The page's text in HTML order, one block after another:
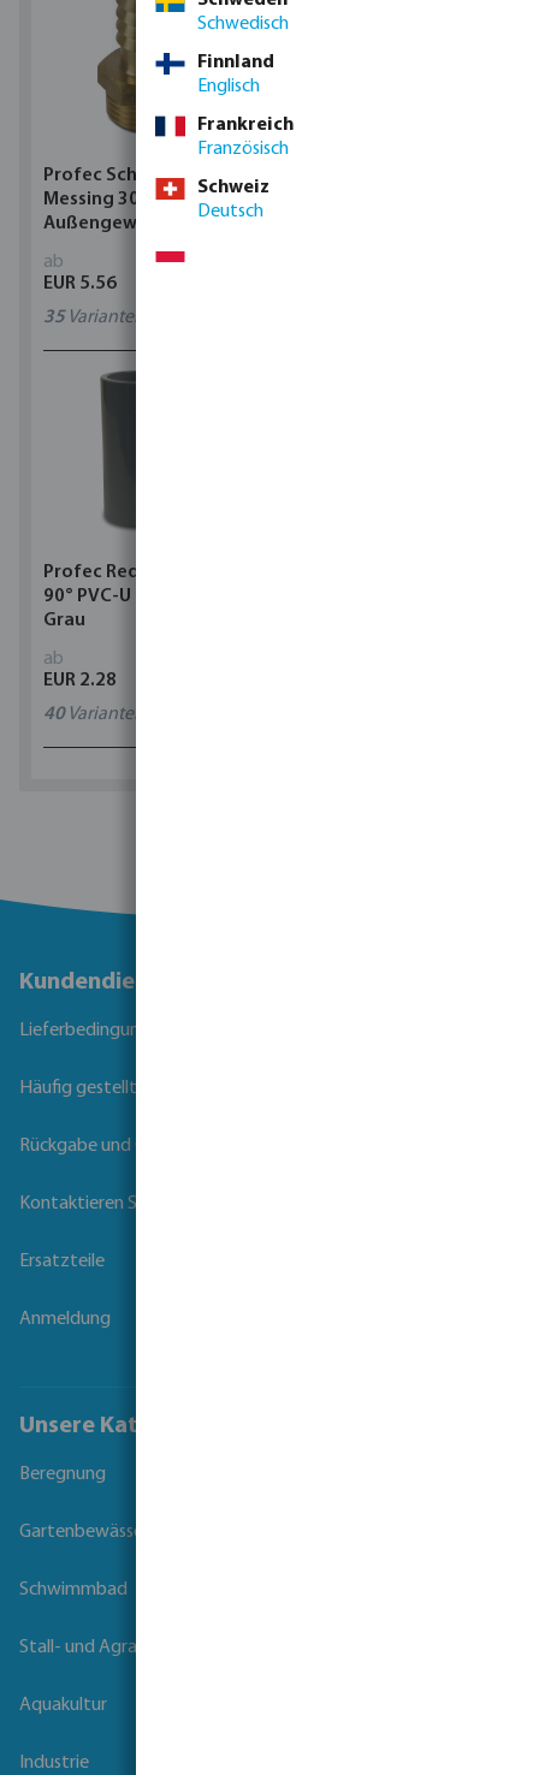
Profec Schlauchtülle
Messing 30 bar
Außengewinde x
Schlauchtülle
ab
EUR 5.56
35Varianten
Profec Reduzier T-Stück
90° PVC-U Klebemuffe
Grau
ab
EUR 2.28
40Varianten
Kundendienst
Lieferbedingungen
Häufig gestellte Fragen
Rückgabe und Garantie
Kontaktieren Sie uns
Ersatzteile
Anmeldung
Unsere Kataloge
Beregnung
Gartenbewässerung
Schwimmbad
Stall- und Agrartechnik
Aquakultur
Industrie
Schwedisch
Finnland
Englisch
Frankreich
Französisch
Schweiz
Deutsch